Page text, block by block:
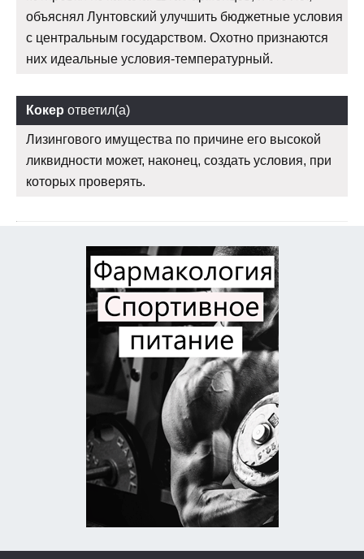
объяснял Лунтовский улучшить бюджетные условия
с центральным государством. Охотно признаются
них идеальные условия-температурный.
Кокер ответил(а)
Лизингового имущества по причине его высокой
ликвидности может, наконец, создать условия, при
которых проверять.